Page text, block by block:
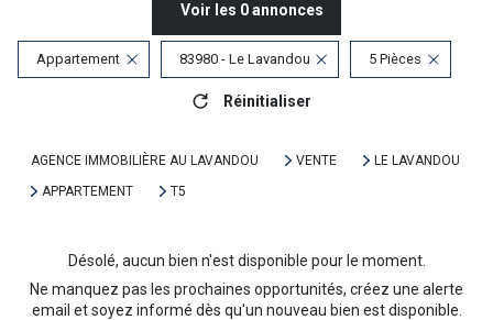
Voir les 0annonces
Appartement 83980 - Le Lavandou 5 Pièces
Réinitialiser
AGENCE IMMOBILIÈRE AU LAVANDOU VENTE
LE LAVANDOU
APPARTEMENT
T5
Désolé, aucun bien n'est disponible pour le moment.
Ne manquez pas les prochaines opportunités, créez une alerte
email et soyez informé dès qu'un nouveau bien est disponible.